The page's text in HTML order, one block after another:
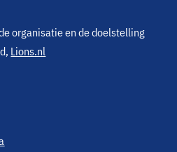
organisatie en de doelstelling
Lions.nl